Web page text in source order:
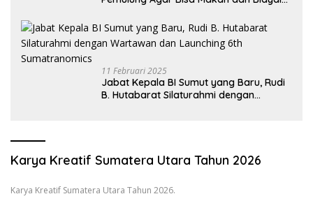
11 Februari 2025
Jabat Kepala BI Sumut yang Baru, Rudi
B. Hutabarat Silaturahmi dengan
Karya Kreatif Sumatera Utara Tahun 2026
Karya Kreatif Sumatera Utara Tahun 2026.